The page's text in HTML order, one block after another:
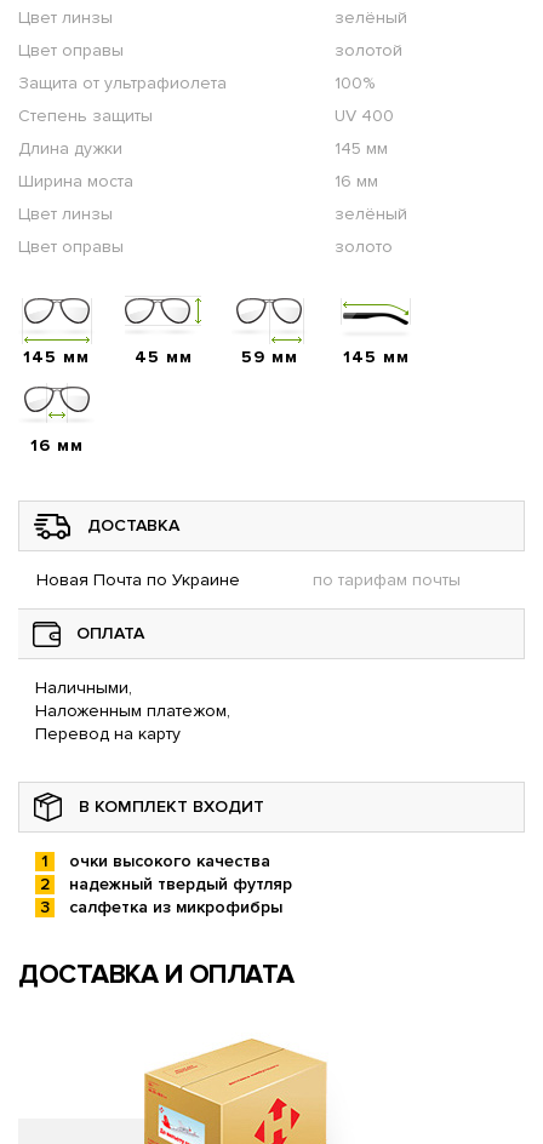
Цвет линзы
зелёный
Цвет оправы
золотой
Защита от ультрафиолета
100%
Степень защиты
UV 400
Длина дужки
145 мм
Ширина моста
16 мм
Цвет линзы
зелёный
Цвет оправы
золото
145 мм 45 мм 59 мм 145 мм
16 мм
ДОСТАВКА
Новая Почта по Украине по тарифам почты
ОПЛАТА
Наличными,
Наложенным платежом,
Перевод на карту
В КОМПЛЕКТ ВХОДИТ
очки высокого качества
надежный твердый футляр
салфетка из микрофибры
ДОСТАВКА И ОПЛАТА